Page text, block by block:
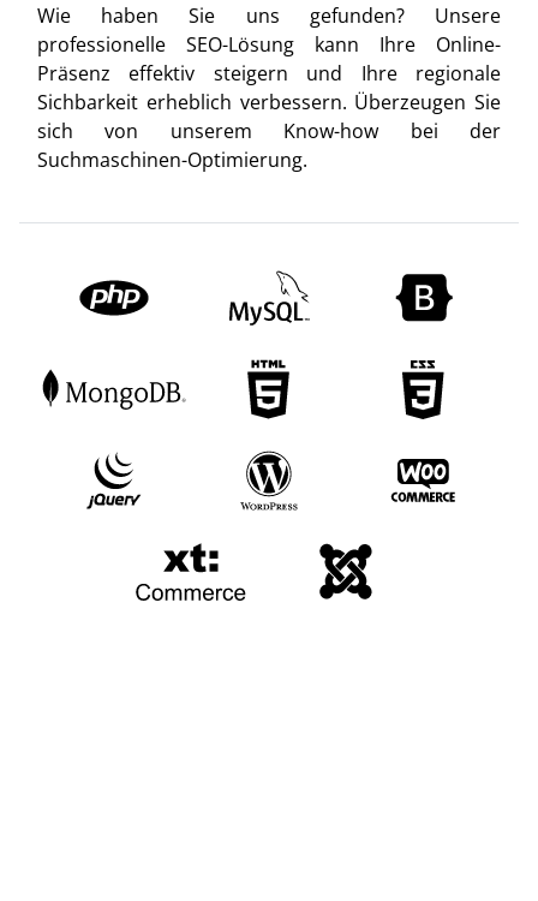
Wie haben Sie uns gefunden? Unsere
professionelle SEO-Lösung kann Ihre Online-
Präsenz effektiv steigern und Ihre regionale
Sichbarkeit erheblich verbessern. Überzeugen Sie
sich von unserem Know-how bei der
Suchmaschinen-Optimierung.